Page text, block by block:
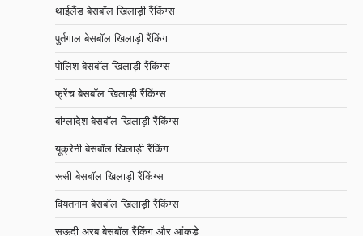
थाईलैंड बेसबॉल खिलाड़ी रैंकिंग्स
पुर्तगाल बेसबॉल खिलाड़ी रैंकिंग
पोलिश बेसबॉल खिलाड़ी रैंकिंग्स
फ्रेंच बेसबॉल खिलाड़ी रैंकिंग्स
बांग्लादेश बेसबॉल खिलाड़ी रैंकिंग्स
यूक्रेनी बेसबॉल खिलाड़ी रैंकिंग
रूसी बेसबॉल खिलाड़ी रैंकिंग्स
वियतनाम बेसबॉल खिलाड़ी रैंकिंग्स
सऊदी अरब बेसबॉल रैंकिंग और आंकड़े